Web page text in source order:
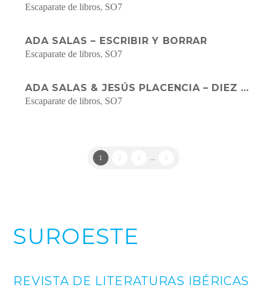
Escaparate de libros, SO7
ADA SALAS – ESCRIBIR Y BORRAR
Escaparate de libros, SO7
ADA SALAS & JESÚS PLACENCIA – DIEZ MANDAMIENTOS
Escaparate de libros, SO7
1 3 5
SUROESTE
REVISTA DE LITERATURAS IBÉRICAS